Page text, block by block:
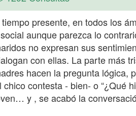
presente, en todos los
aunque parezca lo
no expresan sus
con ellas. La parte más
hacen la pregunta lógica,
chico contesta - bien- o “¿Qué
y , se acabó la